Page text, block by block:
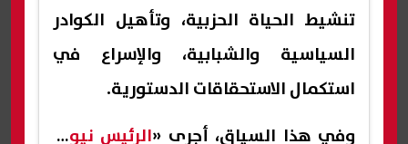
تنشيط الحياة الحزبية، وتأهيل الكوادر
السياسية والشبابية، والإسراع في
استكمال الاستحقاقات الدستورية.
وفي هذا السياق، أجرى «الرئيس نيوز»